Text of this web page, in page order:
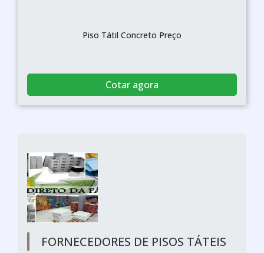
Piso Tátil Concreto Preço
Cotar agora
FORNECEDORES DE PISOS TÁTEIS